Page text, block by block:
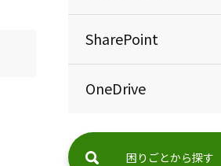
SharePoint
OneDrive
困りごとから探す